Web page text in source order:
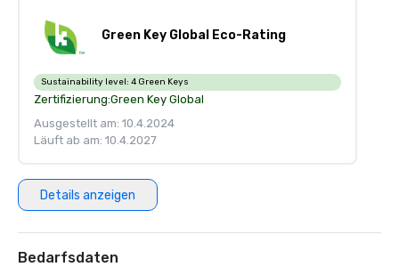
Green Key Global Eco-Rating
Sustainability level: 4 Green Keys
Zertifizierung:Green Key Global
Ausgestellt am: 10.4.2024
Läuft ab am: 10.4.2027
Details anzeigen
Bedarfsdaten